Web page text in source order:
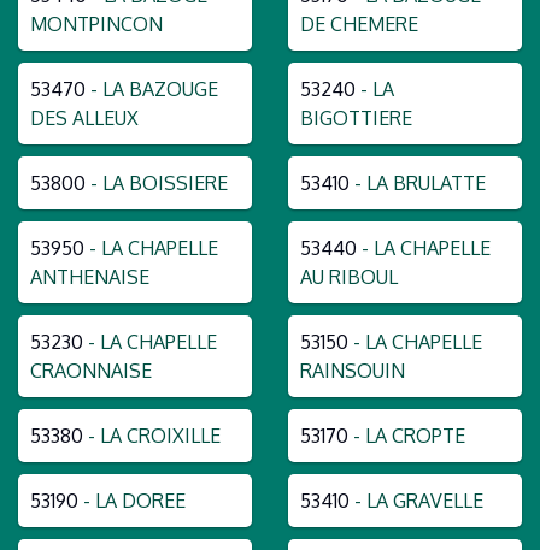
MONTPINCON
DE CHEMERE
53470 - LA BAZOUGE
DES ALLEUX
53240 - LA
BIGOTTIERE
53800 - LA BOISSIERE 53410 - LA BRULATTE
53950 - LA CHAPELLE
ANTHENAISE
53440 - LA CHAPELLE
AU RIBOUL
53230 - LA CHAPELLE
CRAONNAISE
53150 - LA CHAPELLE
RAINSOUIN
53380 - LA CROIXILLE 53170 - LA CROPTE
53190 - LA DOREE 53410 - LA GRAVELLE